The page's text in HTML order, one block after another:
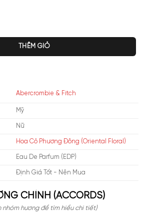
Moment Woman EDP số lượng
THÊM GIỎ
Abercrombie & Fitch
Mỹ
Nữ
Hoa Cỏ Phương Đông (Oriental Floral)
Eau De Parfum (EDP)
Định Giá Tốt - Nên Mua
CHÍNH (ACCORDS)
nhóm hương để tìm hiểu chi tiết)